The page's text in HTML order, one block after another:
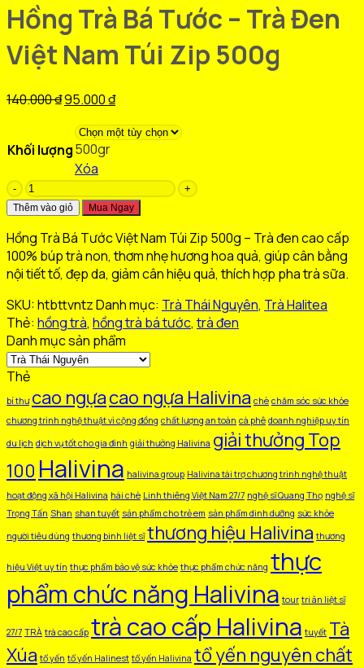
Hồng Trà Bá Tước – Trà Đen
Việt Nam Túi Zip 500g
140.000₫Giá
là:
140.000 ₫.
95.000₫Giá
tại
Khối lượng500gr
Xóa
Hồng
Trà
Tước
-
Trà
Việt
Nam
Túi
Zip
500g
số
lượng
Thêm vào giỏ Mua Ngay
Hồng Trà Bá Tước Việt Nam Túi Zip 500g – Trà đen cao cấp
100% búp trà non, thơm nhẹ hương hoa quả, giúp cân bằng
nội tiết tố, đẹp da, giảm cân hiệu quả, thích hợp pha trà sữa.
SKU:htbttvntzDanh mục: Trà Thái Nguyên, Trà Halitea
Thẻ: hồng trà, hồng trà bá tước,trà đen
Danh mục sản phẩm
Thẻ
bí thư cao ngựacao ngựa Halivina chè chăm sóc sức khỏe
chương trình nghệ thuật vì cộng đồng chất lượng an toàn cà phê doanh nghiệp uy tín
du lịch dịch vụ tốt cho gia đình giải thưởng Halivina giải thưởng Top
100 Halivina halivina group Halivina tài trợ chương trình nghệ thuật
hoạt động xã hội Halivina hái chè Linh thiêng Việt Nam 27/7 nghệ sĩ Quang Thọ nghệ sĩ
Trọng Tấn Shan shan tuyết sản phẩm cho trẻ em sản phẩm dinh dưỡng sức khỏe
người tiêu dùng thương binh liệt sĩ thương hiệu Halivina thương
hiệu Việt uy tín thực phẩm bảo vệ sức khỏe thực phẩm chức năng thực
phẩm chức năng Halivina tour tri ân liệt sĩ
27/7 TRÀ trà cao cấp trà cao cấp Halivina tuyết Tà
Xúa tổ yến tổ yến Halinest tổ yến Halivina tổ yến nguyên chất